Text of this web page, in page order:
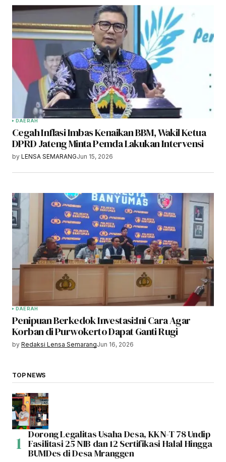
DAERAH
Cegah Inflasi Imbas Kenaikan BBM, Wakil Ketua
DPRD Jateng Minta Pemda Lakukan Intervensi
by LENSA SEMARANGJun 15, 2026
DAERAH
Penipuan Berkedok Investasi:Ini Cara Agar
Korban di Purwokerto Dapat Ganti Rugi
by Redaksi Lensa SemarangJun 16, 2026
TOP NEWS
Dorong Legalitas Usaha Desa, KKN-T 78 Undip
Fasilitasi 25 NIB dan 12 Sertifikasi Halal Hingga
BUMDes di Desa Mranggen